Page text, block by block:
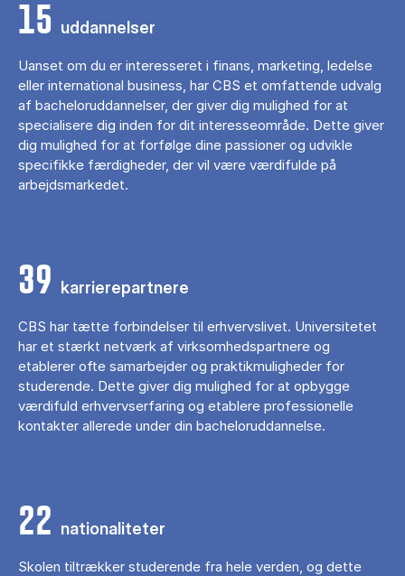
15 uddannelser
Uanset om du er interesseret i finans, marketing, ledelse
eller international business, har CBS et omfattende udvalg
af bacheloruddannelser, der giver dig mulighed for at
specialisere dig inden for dit interesseområde. Dette giver
dig mulighed for at forfølge dine passioner og udvikle
specifikke færdigheder, der vil være værdifulde på
arbejdsmarkedet.
39 karrierepartnere
CBS har tætte forbindelser til erhvervslivet. Universitetet
har et stærkt netværk af virksomhedspartnere og
etablerer ofte samarbejder og praktikmuligheder for
studerende. Dette giver dig mulighed for at opbygge
værdifuld erhvervserfaring og etablere professionelle
kontakter allerede under din bacheloruddannelse.
22 nationaliteter
Skolen tiltrækker studerende fra hele verden, og dette